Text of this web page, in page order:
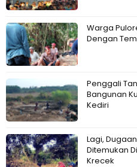
Warga
Dengan
Penggali
Bangunan
Kediri
Lagi,
Ditemukan
Krecek